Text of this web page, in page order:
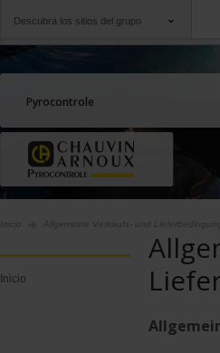
Descubra los sitios del grupo
Chauvin Arnoux
Una oferta a su
Pyrocontrole
Inicio Allgemeine Verkaufs- und
Inicio